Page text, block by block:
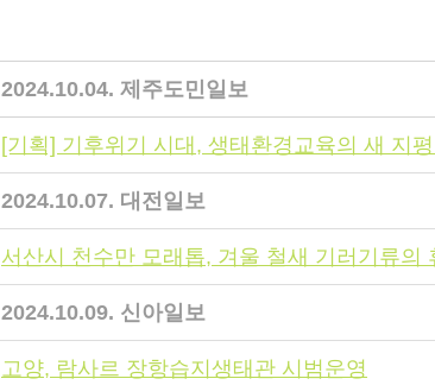
2024.10.04. 제주도민일보
[기획] 기후위기 시대, 생태환경교육의 새 지
2024.10.07. 대전일보
서산시 천수만 모래톱, 겨울 철새 기러기류의
2024.10.09. 신아일보
고양, 람사르 장항습지생태관 시범운영